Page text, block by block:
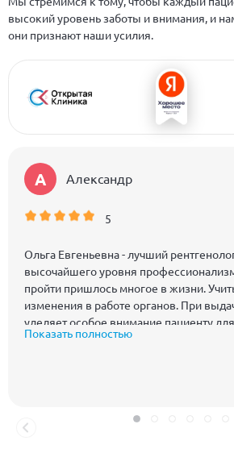
высокий уровень заботы и внимания, и
они признают наши усилия.
А Александр
5
Ольга Евгеньевна - лучший
высочайшего уровня
пройти пришлось многое в жизни.
изменения в работе органов. При
уделяет особое внимание пациенту
ответов на вопросы. В личной беседе
только ей. И всем рекомендую этого
Евгеньевне Куликовой крепкого
Показать полностью